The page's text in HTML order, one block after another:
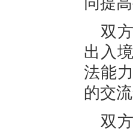
双
出入
法能
的交流
双